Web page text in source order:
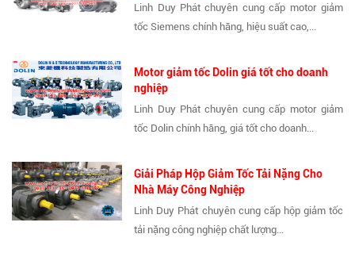
Linh Duy Phát chuyên cung cấp motor giảm
tốc Siemens chính hãng, hiệu suất cao,...
Motor giảm tốc Dolin giá tốt cho doanh
nghiệp
Linh Duy Phát chuyên cung cấp motor giảm
tốc Dolin chính hãng, giá tốt cho doanh...
Giải Pháp Hộp Giảm Tốc Tải Nặng Cho
Nhà Máy Công Nghiệp
Linh Duy Phát chuyên cung cấp hộp giảm tốc
tải nặng công nghiệp chất lượng...